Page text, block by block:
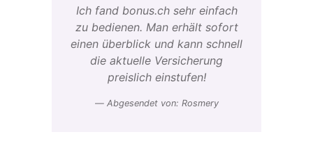
Ich fand bonus.ch sehr einfach
zu bedienen. Man erhält sofort
einen überblick und kann schnell
die aktuelle Versicherung
preislich einstufen!
Abgesendet von: Rosmery